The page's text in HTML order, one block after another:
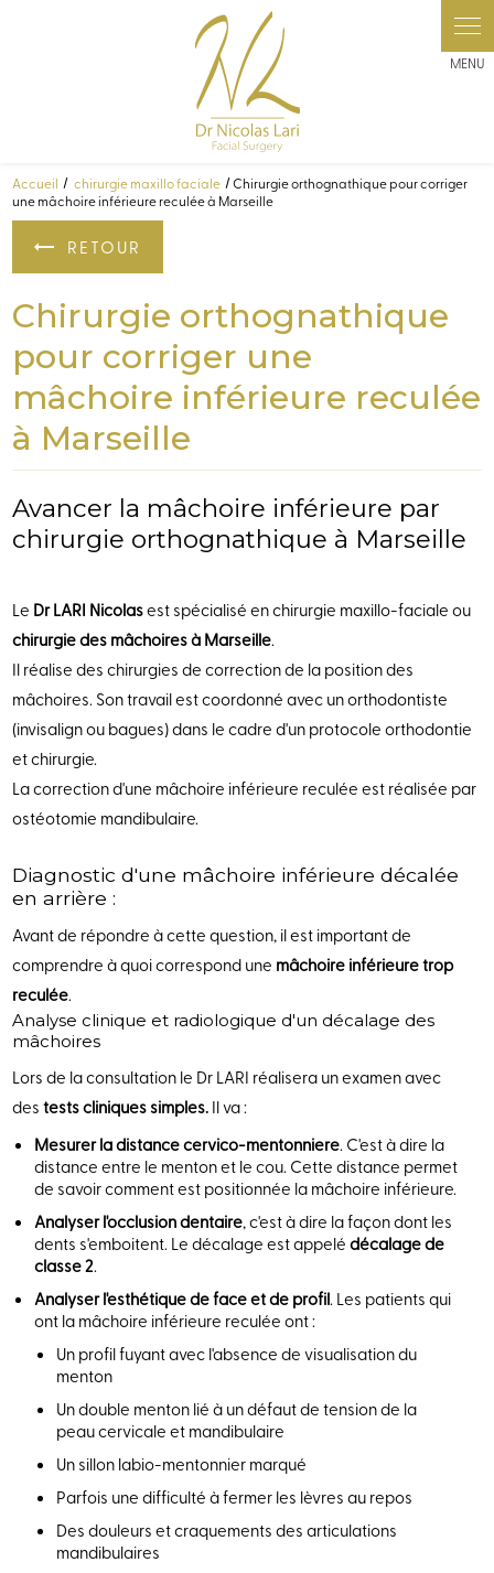
Accueil chirurgie maxillo faciale
Chirurgie orthognathique pour corriger
une mâchoire inférieure reculée à Marseille
RETOUR
Chirurgie orthognathique
pour corriger une
mâchoire inférieure reculée
à Marseille
Avancer la mâchoire inférieure par
chirurgie orthognathique à Marseille
Le Dr LARI Nicolasest spécialisé en chirurgie maxillo-faciale ou
chirurgie des mâchoires à Marseille.
Il réalise des chirurgies de correction de la position des
mâchoires. Son travail est coordonné avec un orthodontiste
(invisalign ou bagues) dans le cadre d'un protocole orthodontie
et chirurgie.
La correction d'une mâchoire inférieure reculée est réalisée par
ostéotomie mandibulaire.
Diagnostic d'une mâchoire inférieure décalée
en arrière :
Avant de répondre à cette question, il est important de
comprendre à quoi correspond une mâchoire inférieure trop
reculée.
Analyse clinique et radiologique d'un décalage des
mâchoires
Lors de la consultation le Dr LARI réalisera un examen avec
destests cliniques simples. Il va :
Mesurer la distance cervico-mentonniere. C'est à dire la
distance entre le menton et le cou. Cette distance permet
de savoir comment est positionnée la mâchoire inférieure.
Analyser l'occlusion dentaire, c'est à dire la façon dont les
dents s'emboitent. Le décalage est appelédécalage de
classe 2.
Analyser l'esthétique de face et de profil. Les patients qui
ont la mâchoire inférieure reculée ont :
Un profil fuyant avec l'absence de visualisation du
menton
Un double menton lié à un défaut de tension de la
peau cervicale et mandibulaire
Un sillon labio-mentonnier marqué
Parfois une difficulté à fermer les lèvres au repos
Des douleurs et craquements des articulations
mandibulaires
Panneau de gestion des cookies